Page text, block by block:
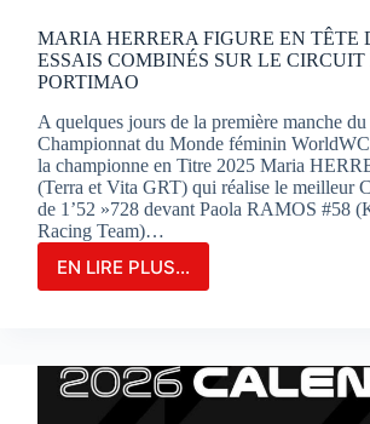
MARIA HERRERA FIGURE EN TÊTE
ESSAIS COMBINÉS SUR LE CIRCUIT
PORTIMAO
A quelques jours de la première manche du
Championnat du Monde féminin
la championne en Titre 2025 Maria
(Terra et Vita GRT) qui réalise le meilleur
de 1’52 »728 devant Paola RAMOS #58
Racing Team)…
EN LIRE PLUS...
MARIA
TÊTE
DES